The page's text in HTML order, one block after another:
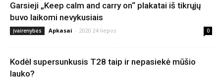
Garsieji „Keep calm and carry on“ plakatai iš tikrųjų
buvo laikomi nevykusiais
Įvairenybės Apkasai - 2020 24 liepos 0
Kodėl supersunkusis T28 taip ir nepasiekė mūšio
lauko?